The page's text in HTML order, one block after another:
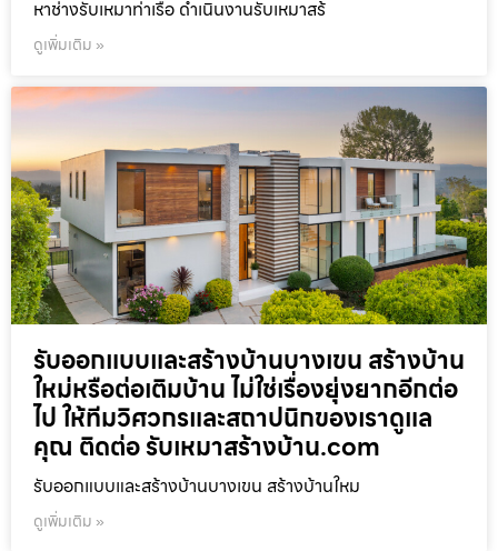
หาช่างรับเหมาท่าเรือ ดำเนินงานรับเหมาสร้
ดูเพิ่มเติม »
รับออกแบบและสร้างบ้านบางเขน สร้างบ้าน
ใหม่หรือต่อเติมบ้าน ไม่ใช่เรื่องยุ่งยากอีกต่อ
ไป ให้ทีมวิศวกรและสถาปนิกของเราดูแล
คุณ ติดต่อ รับเหมาสร้างบ้าน.com
รับออกแบบและสร้างบ้านบางเขน สร้างบ้านใหม
ดูเพิ่มเติม »